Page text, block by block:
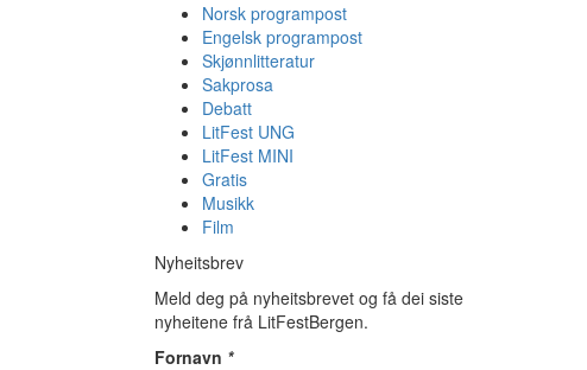
Norsk programpost
Engelsk programpost
Skjønnlitteratur
Sakprosa
Debatt
LitFest UNG
LitFest MINI
Gratis
Musikk
Film
Nyheitsbrev
Meld deg på nyheitsbrevet og få dei siste
nyheitene frå LitFestBergen.
Fornavn *